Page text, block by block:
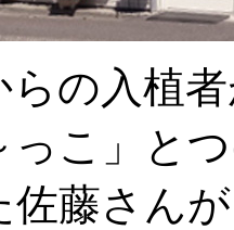
らの入植
っこ」と
佐藤さん